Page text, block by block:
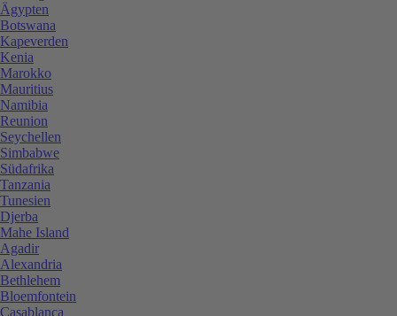
Ägypten
Botswana
Kapeverden
Kenia
Marokko
Mauritius
Namibia
Reunion
Seychellen
Simbabwe
Südafrika
Tanzania
Tunesien
Djerba
Mahe Island
Agadir
Alexandria
Bethlehem
Bloemfontein
Casablanca